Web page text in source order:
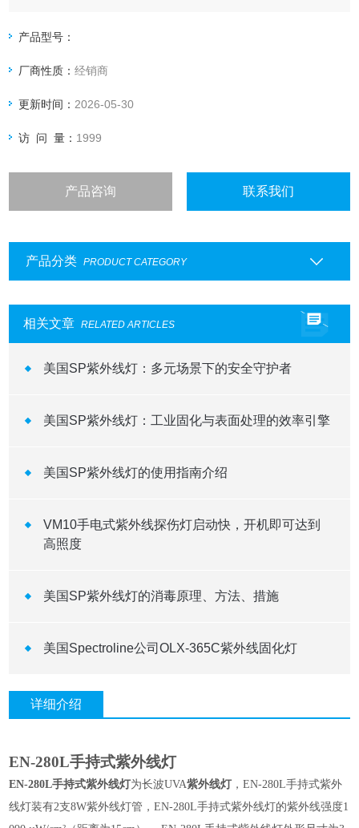
µW/cm²(距离为15cm)
产品型号：
厂商性质：经销商
更新时间： 2026-05-30
访 问 量： 1999
产品咨询 联系我们
产品分类 PRODUCT CATEGORY
相关文章 RELATED ARTICLES
美国SP紫外线灯：多元场景下的安全守护者
美国SP紫外线灯：工业固化与表面处理的效率引擎
美国SP紫外线灯的使用指南介绍
VM10手电式紫外线探伤灯启动快，开机即可达到
高照度
美国SP紫外线灯的消毒原理、方法、措施
美国Spectroline公司OLX-365C紫外线固化灯
详细介绍
EN-280L手持式紫外线灯
EN-280L手持式紫外线灯为长波UVA紫外线灯，EN-280L手持式紫外
线灯装有2支8W紫外线灯管，EN-280L手持式紫外线灯的紫外线强度1